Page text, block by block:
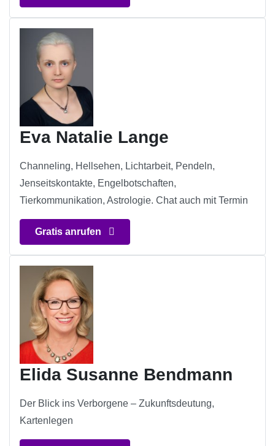
Eva Natalie Lange
Channeling, Hellsehen, Lichtarbeit, Pendeln,
Jenseitskontakte, Engelbotschaften,
Tierkommunikation, Astrologie. Chat auch mit Termin
Gratis anrufen
Elida Susanne Bendmann
Der Blick ins Verborgene – Zukunftsdeutung,
Kartenlegen